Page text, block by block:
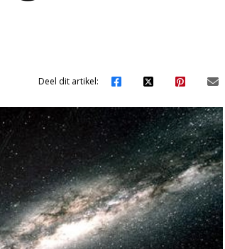
Deel dit artikel: